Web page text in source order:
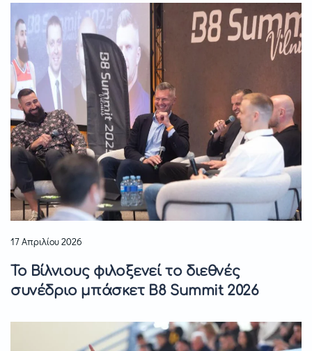
17 Απριλίου 2026
Το Βίλνιους φιλοξενεί το διεθνές
συνέδριο μπάσκετ B8 Summit 2026